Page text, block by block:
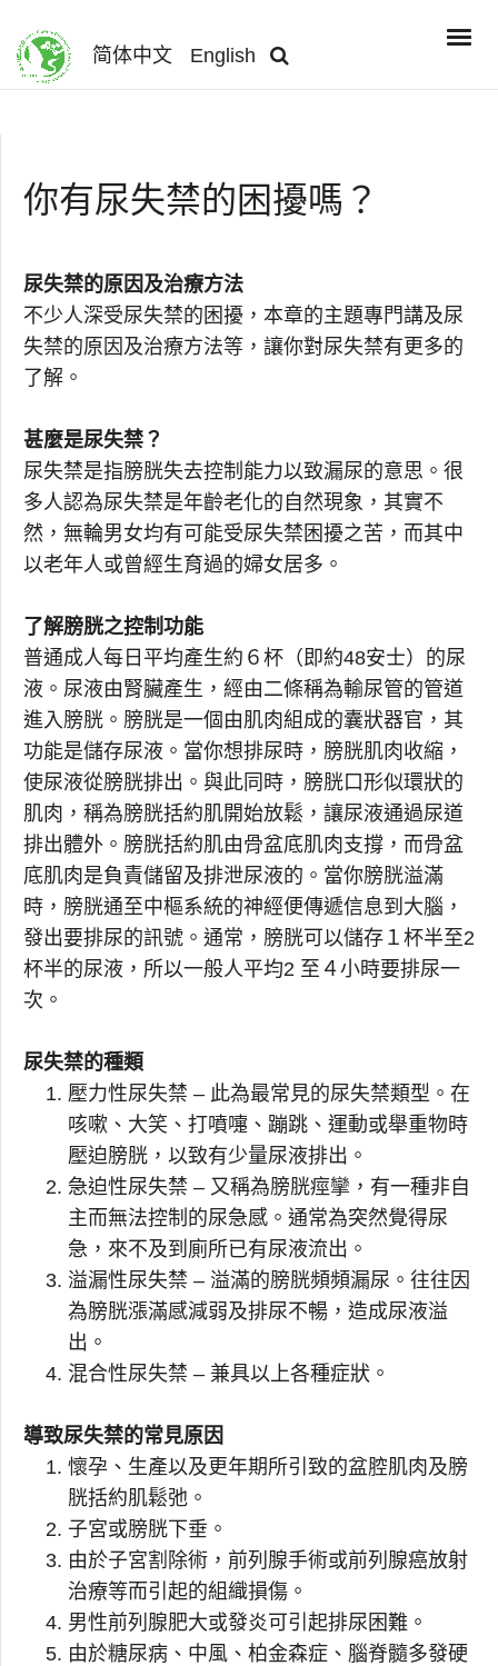
简体中文 English
你有尿失禁的困擾嗎？
尿失禁的原因及治療方法
不少人深受尿失禁的困擾，本章的主題專門講及尿
失禁的原因及治療方法等，讓你對尿失禁有更多的
了解。
甚麼是尿失禁？
尿失禁是指膀胱失去控制能力以致漏尿的意思。很
多人認為尿失禁是年齡老化的自然現象，其實不
然，無輪男女均有可能受尿失禁困擾之苦，而其中
以老年人或曾經生育過的婦女居多。
了解膀胱之控制功能
普通成人每日平均產生約６杯（即約48安士）的尿
液。尿液由腎臟產生，經由二條稱為輸尿管的管道
進入膀胱。膀胱是一個由肌肉組成的囊狀器官，其
功能是儲存尿液。當你想排尿時，膀胱肌肉收縮，
使尿液從膀胱排出。與此同時，膀胱口形似環狀的
肌肉，稱為膀胱括約肌開始放鬆，讓尿液通過尿道
排出體外。膀胱括約肌由骨盆底肌肉支撐，而骨盆
底肌肉是負責儲留及排泄尿液的。當你膀胱溢滿
時，膀胱通至中樞系統的神經便傳遞信息到大腦，
發出要排尿的訊號。通常，膀胱可以儲存１杯半至2
杯半的尿液，所以一般人平均2 至４小時要排尿一
次。
尿失禁的種類
壓力性尿失禁 – 此為最常見的尿失禁類型。在
咳嗽、大笑、打噴嚏、蹦跳、運動或舉重物時
壓迫膀胱，以致有少量尿液排出。
急迫性尿失禁 – 又稱為膀胱痙攣，有一種非自
主而無法控制的尿急感。通常為突然覺得尿
急，來不及到廁所已有尿液流出。
溢漏性尿失禁 – 溢滿的膀胱頻頻漏尿。往往因
為膀胱漲滿感減弱及排尿不暢，造成尿液溢
出。
混合性尿失禁 – 兼具以上各種症狀。
導致尿失禁的常見原因
懷孕、生產以及更年期所引致的盆腔肌肉及膀
胱括約肌鬆弛。
子宮或膀胱下垂。
由於子宮割除術，前列腺手術或前列腺癌放射
治療等而引起的組織損傷。
男性前列腺肥大或發炎可引起排尿困難。
由於糖尿病、中風、柏金森症、腦脊髓多發硬